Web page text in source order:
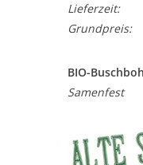
Lieferzeit:
Grundpreis:
BIO-
Samenfest